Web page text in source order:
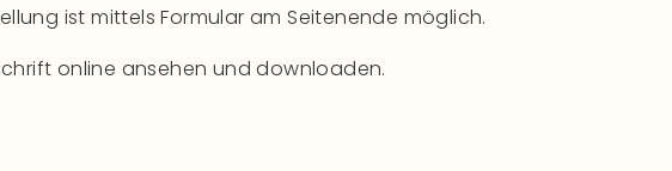
ist mittels Formular am Seitenende möglich.
online ansehen und downloaden.